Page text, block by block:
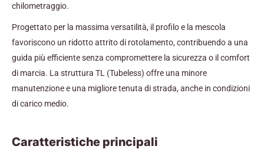
chilometraggio.
Progettato per la massima versatilità, il profilo e la mescola
favoriscono un ridotto attrito di rotolamento, contribuendo a una
guida più efficiente senza compromettere la sicurezza o il comfort
di marcia. La struttura TL (Tubeless) offre una minore
manutenzione e una migliore tenuta di strada, anche in condizioni
di carico medio.
Caratteristiche principali